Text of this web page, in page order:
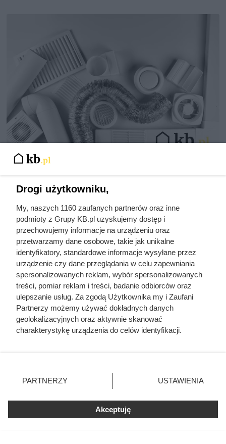
Wentylacja grawitacyjna w domu i jej zalety oraz fakty i mity
Drogi użytkowniku,
My, naszych 1160 zaufanych partnerów oraz inne
podmioty z Grupy KB.pl uzyskujemy dostęp i
przechowujemy informacje na urządzeniu oraz
przetwarzamy dane osobowe, takie jak unikalne
identyfikatory, standardowe informacje wysyłane przez
urządzenie czy dane przeglądania w celu zapewniania
spersonalizowanych reklam, wybór spersonalizowanych
treści, pomiar reklam i treści, badanie odbiorców oraz
ulepszanie usług. Za zgodą Użytkownika my i Zaufani
Partnerzy możemy używać dokładnych danych
geolokalizacyjnych oraz aktywnie skanować
charakterystykę urządzenia do celów identyfikacji.
zmienić/wycofać klikając przycisk ustawień prywatności
znajdujący się w lewym dolnym rogu strony. Niektóre
użytkownika, ale masz prawo sprzeciwić się takiemu
przetwarzaniu. Preferencje będą miały zastosowania tylko
PARTNERZY USTAWIENIA
Akceptuję